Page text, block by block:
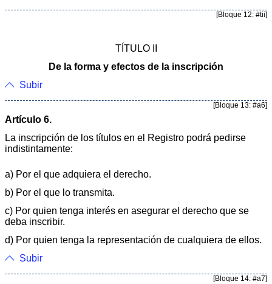
[Bloque 12: #tii]
TÍTULO II
De la forma y efectos de la inscripción
Subir
[Bloque 13: #a6]
Artículo 6.
La inscripción de los títulos en el Registro podrá pedirse
indistintamente:
a) Por el que adquiera el derecho.
b) Por el que lo transmita.
c) Por quien tenga interés en asegurar el derecho que se
deba inscribir.
d) Por quien tenga la representación de cualquiera de ellos.
Subir
[Bloque 14: #a7]